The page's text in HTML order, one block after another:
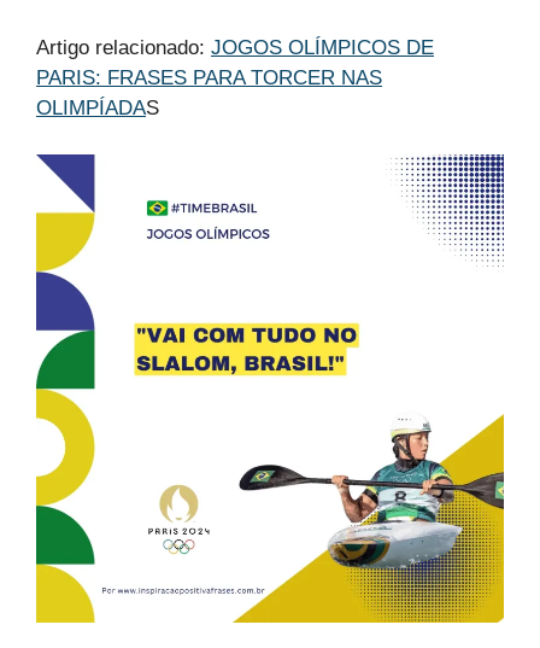
Artigo relacionado: JOGOS OLÍMPICOS DE
PARIS: FRASES PARA TORCER NAS
OLIMPÍADAS